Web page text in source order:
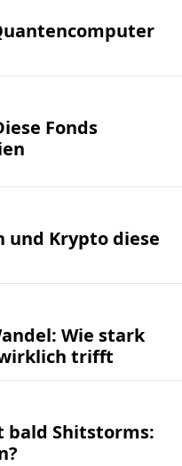
Fonds
und Krypto diese
Wie stark
trifft
bald Shitstorms: